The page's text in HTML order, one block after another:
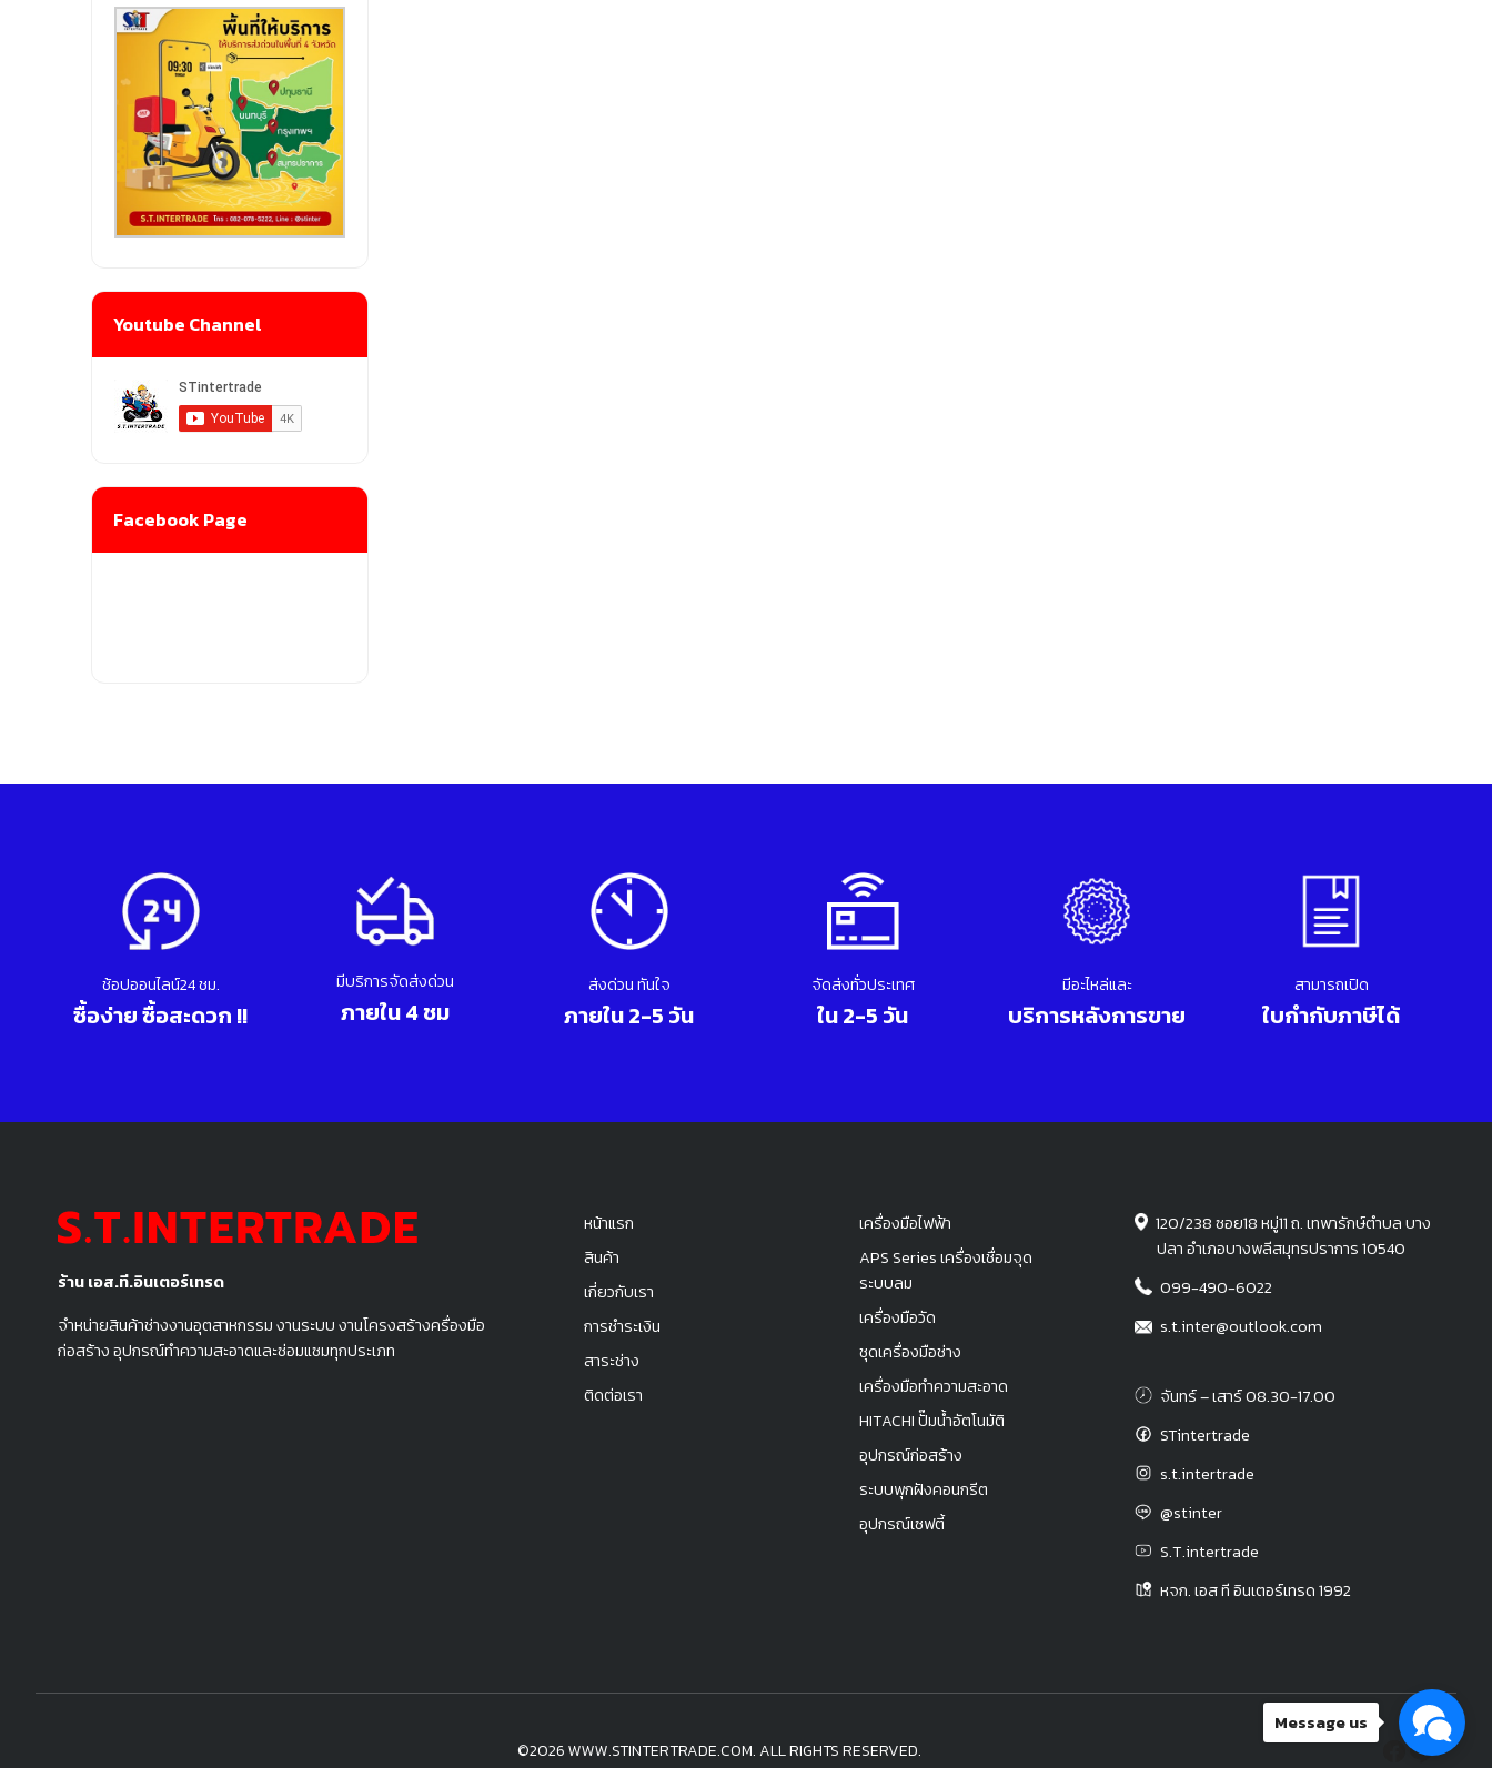
Youtube Channel
Facebook Page
ร้าน เอส.ที.อินเตอร์เทรด
จำหน่ายสินค้าช่างงานอุตสาหกรรม งานระบบ งานโครงสร้างครื่องมือ
ก่อสร้าง อุปกรณ์ทำความสะอาดและซ่อมแซมทุกประเภท
หน้าแรก
สินค้า
เกี่ยวกับเรา
การชำระเงิน
สาระช่าง
ติดต่อเรา
เครื่องมือไฟฟ้า
APS Series เครื่องเชื่อมจุด
ระบบลม
เครื่องมือวัด
ชุดเครื่องมือช่าง
เครื่องมือทำความสะอาด
HITACHI ปั๊มน้ำอัตโนมัติ
อุปกรณ์ก่อสร้าง
ระบบพุกฝังคอนกรีต
อุปกรณ์เซฟตี้
120/238 ซอย18 หมู่11 ถ. เทพารักษ์ตำบล บาง
ปลา อำเภอบางพลีสมุทรปราการ 10540
099-490-6022
s.t.inter@outlook.com
จันทร์ – เสาร์ 08.30-17.00
STintertrade
s.t.intertrade
@stinter
S.T.intertrade
หจก. เอส ที อินเตอร์เทรด 1992
ช้อปออนไลน์24 ชม.
ซื้อง่าย ซื้อสะดวก !!
มีบริการจัดส่งด่วน
ภายใน 4 ชม
ส่งด่วน ทันใจ
ภายใน 2-5 วัน
จัดส่งทั่วประเทศ
ใน 2-5 วัน
มีอะไหล่และ
บริการหลังการขาย
สามารถเปิด
ใบกำกับภาษีได้
©2026 WWW.STINTERTRADE.COM. ALL RIGHTS RESERVED.
Message us